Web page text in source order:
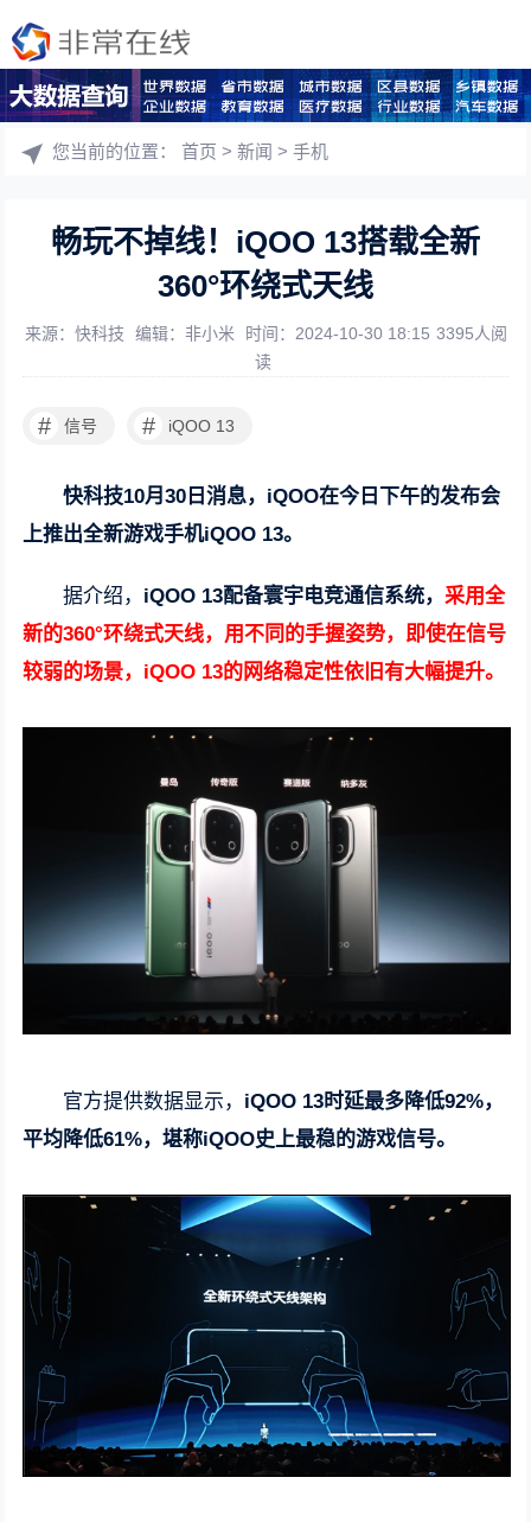
您当前的位置：首页 >新闻 >手机
畅玩不掉线！iQOO 13搭载全新
360°环绕式天线
来源：快科技 编辑：非小米 时间：2024-10-30 18:15 3395人阅
读
# 信号 # iQOO 13
快科技10月30日消息，iQOO在今日下午的发布会
上推出全新游戏手机iQOO 13。
据介绍， iQOO 13配备寰宇电竞通信系统，采用全
新的360°环绕式天线，用不同的手握姿势，即使在信号
较弱的场景，iQOO 13的网络稳定性依旧有大幅提升。
官方提供数据显示， iQOO 13时延最多降低92%，
平均降低61%，堪称iQOO史上最稳的游戏信号。